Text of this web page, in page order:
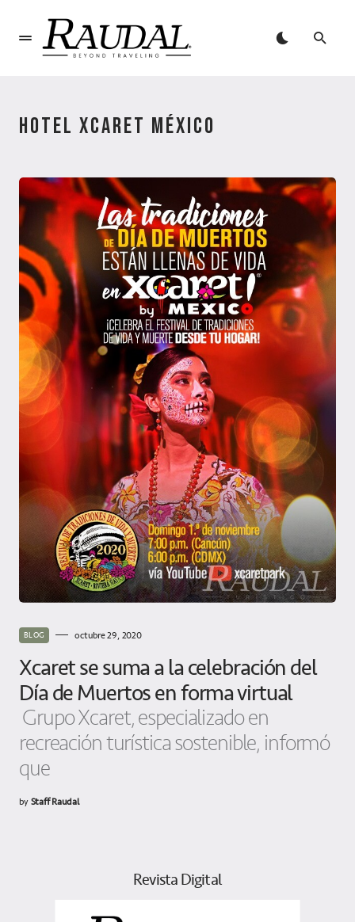
HOTEL XCARET MÉXICO
BLOG octubre 29, 2020
Xcaret se suma a la celebración del
Día de Muertos en forma virtual
Grupo Xcaret, especializado en
recreación turística sostenible, informó
que
byStaff Raudal
Revista Digital